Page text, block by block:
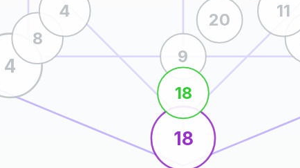
18
4 9
20
18
8
4
11